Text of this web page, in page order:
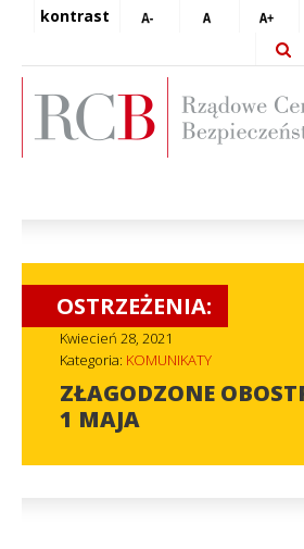
kontrast
OSTRZEŻENIA:
Kwiecień 28, 2021
Kategoria: KOMUNIKATY
ZŁAGODZONE
1 MAJA